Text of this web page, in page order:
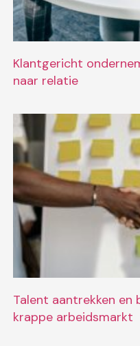
Klantgericht
naar relatie
Talent aantrekken en
krappe arbeidsmarkt